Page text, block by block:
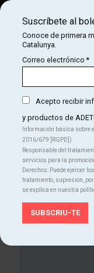
Suscríbete al
Conoce de primera
Catalunya.
Correo electrónico*
Acepto recibir
y productos de
Información básica sobre
2016/679 ]RGPD])
Responsable del
servicios para la
Derechos: Puede ejercer
tratamiento, supresión,
se explica en nuestra